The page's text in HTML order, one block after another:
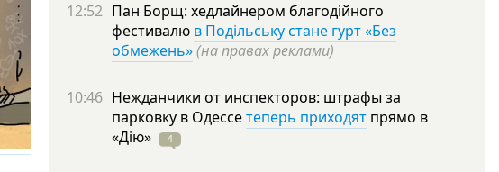
12:52 Пан Борщ: хедлайнером благодійного
фестивалю в Подільську стане гурт «Без
обмежень»(на правах реклами)
10:46 Нежданчики от инспекторов: штрафы за
парковку в Одессетеперь приходят прямо в
«Дію»
4